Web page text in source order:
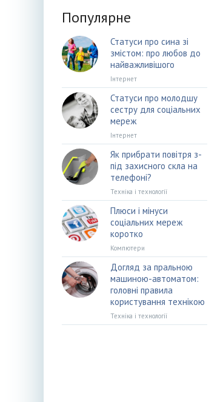
Популярне
Статуси про сина зі
змістом: про любов до
найважливішого
Інтернет
Статуси про молодшу
сестру для соціальних
мереж
Інтернет
Як прибрати повітря з-
під захисного скла на
телефоні?
Техніка і технології
Плюси і мінуси
соціальних мереж
коротко
Компютери
Догляд за пральною
машиною-автоматом:
головні правила
користування технікою
Техніка і технології